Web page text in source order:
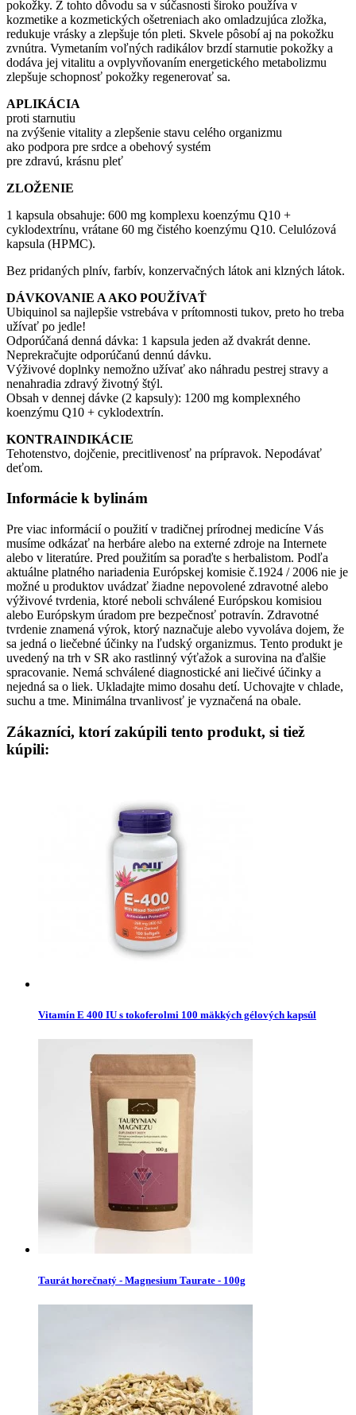
pokožky. Z tohto dôvodu sa v súčasnosti široko používa v
kozmetike a kozmetických ošetreniach ako omladzujúca zložka,
redukuje vrásky a zlepšuje tón pleti. Skvele pôsobí aj na pokožku
zvnútra. Vymetaním voľných radikálov brzdí starnutie pokožky a
dodáva jej vitalitu a ovplyvňovaním energetického metabolizmu
zlepšuje schopnosť pokožky regenerovať sa.
APLIKÁCIA
proti starnutiu
na zvýšenie vitality a zlepšenie stavu celého organizmu
ako podpora pre srdce a obehový systém
pre zdravú, krásnu pleť
ZLOŽENIE
1 kapsula obsahuje: 600 mg komplexu koenzýmu Q10 +
cyklodextrínu, vrátane 60 mg čistého koenzýmu Q10. Celulózová
kapsula (HPMC).
Bez pridaných plnív, farbív, konzervačných látok ani klzných látok.
DÁVKOVANIE A AKO POUŽÍVAŤ
Ubiquinol sa najlepšie vstrebáva v prítomnosti tukov, preto ho treba
užívať po jedle!
Odporúčaná denná dávka: 1 kapsula jeden až dvakrát denne.
Neprekračujte odporúčanú dennú dávku.
Výživové doplnky nemožno užívať ako náhradu pestrej stravy a
nenahradia zdravý životný štýl.
Obsah v dennej dávke (2 kapsuly): 1200 mg komplexného
koenzýmu Q10 + cyklodextrín.
KONTRAINDIKÁCIE
Tehotenstvo, dojčenie, precitlivenosť na prípravok. Nepodávať
deťom.
Informácie k bylinám
Pre viac informácií o použití v tradičnej prírodnej medicíne Vás
musíme odkázať na herbáre alebo na externé zdroje na Internete
alebo v literatúre. Pred použitím sa poraďte s herbalistom. Podľa
aktuálne platného nariadenia Európskej komisie č.1924 / 2006 nie je
možné u produktov uvádzať žiadne nepovolené zdravotné alebo
výživové tvrdenia, ktoré neboli schválené Európskou komisiou
alebo Európskym úradom pre bezpečnosť potravín. Zdravotné
tvrdenie znamená výrok, ktorý naznačuje alebo vyvoláva dojem, že
sa jedná o liečebné účinky na ľudský organizmus. Tento produkt je
uvedený na trh v SR ako rastlinný výťažok a surovina na ďalšie
spracovanie. Nemá schválené diagnostické ani liečivé účinky a
nejedná sa o liek. Ukladajte mimo dosahu detí. Uchovajte v chlade,
suchu a tme. Minimálna trvanlivosť je vyznačená na obale.
Zákazníci, ktorí zakúpili tento produkt, si tiež
kúpili:
Vitamín E 400 IU s tokoferolmi 100 mäkkých gélových kapsúl
Taurát horečnatý - Magnesium Taurate - 100g